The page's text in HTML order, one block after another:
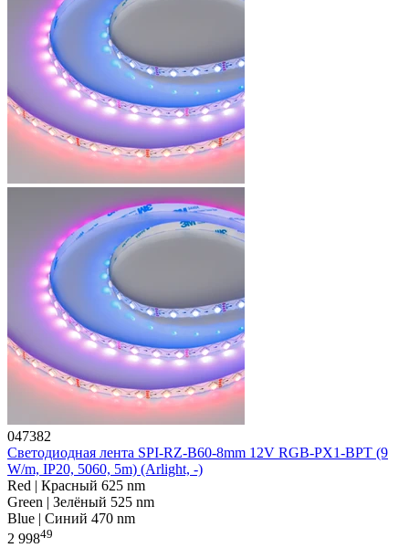
047382
Светодиодная лента SPI-RZ-B60-8mm 12V RGB-PX1-BPT (9
W/m, IP20, 5060, 5m) (Arlight, -)
Red | Красный 625 nm
Green | Зелёный 525 nm
Blue | Синий 470 nm
2 99849